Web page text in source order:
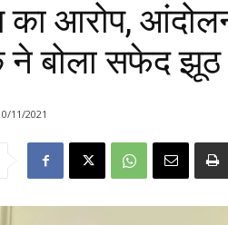
का आरोप,
ने बोला सफेद झूठ
11/2021